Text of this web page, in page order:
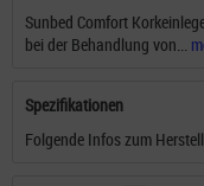
Sunbed Comfort
bei der Behandlung von...
Spezifikationen
Folgende Infos zum